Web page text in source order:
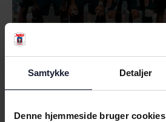
Samtykke Detaljer
Denne hjemmeside bruger cookies